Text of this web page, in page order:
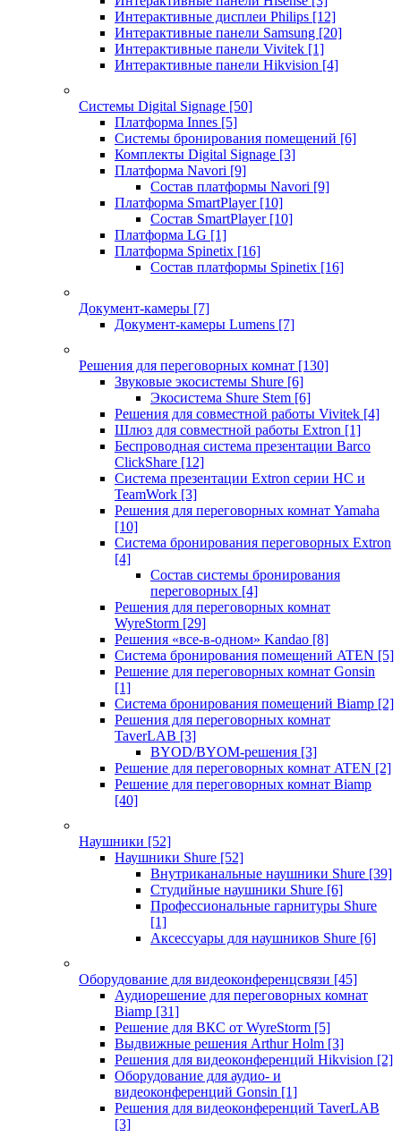
Интерактивные дисплеи Philips [12]
Интерактивные панели Samsung [20]
Интерактивные панели Vivitek [1]
Интерактивные панели Hikvision [4]
Системы Digital Signage [50]
Платформа Innes [5]
Системы бронирования помещений [6]
Комплекты Digital Signage [3]
Платформа Navori [9]
Состав платформы Navori [9]
Платформа SmartPlayer [10]
Состав SmartPlayer [10]
Платформа LG [1]
Платформа Spinetix [16]
Состав платформы Spinetix [16]
Документ-камеры [7]
Документ-камеры Lumens [7]
Решения для переговорных комнат [130]
Звуковые экосистемы Shure [6]
Экосистема Shure Stem [6]
Решения для совместной работы Vivitek [4]
Шлюз для совместной работы Extron [1]
Беспроводная система презентации Barco
ClickShare [12]
Система презентации Extron серии HC и
TeamWork [3]
Решения для переговорных комнат Yamaha
[10]
Система бронирования переговорных Extron
[4]
Состав системы бронирования
переговорных [4]
Решения для переговорных комнат
WyreStorm [29]
Решения «все-в-одном» Kandao [8]
Система бронирования помещений ATEN [5]
Решение для переговорных комнат Gonsin
[1]
Система бронирования помещений Biamp [2]
Решения для переговорных комнат
TaverLAB [3]
BYOD/BYOM-решения [3]
Решение для переговорных комнат ATEN [2]
Решение для переговорных комнат Biamp
[40]
Наушники [52]
Наушники Shure [52]
Внутриканальные наушники Shure [39]
Студийные наушники Shure [6]
Профессиональные гарнитуры Shure
[1]
Аксессуары для наушников Shure [6]
Оборудование для видеоконференцсвязи [45]
Аудиорешение для переговорных комнат
Biamp [31]
Решение для ВКС от WyreStorm [5]
Выдвижные решения Arthur Holm [3]
Решения для видеоконференций Hikvision [2]
Оборудование для аудио- и
видеоконференций Gonsin [1]
Решения для видеоконференций TaverLAB
[3]